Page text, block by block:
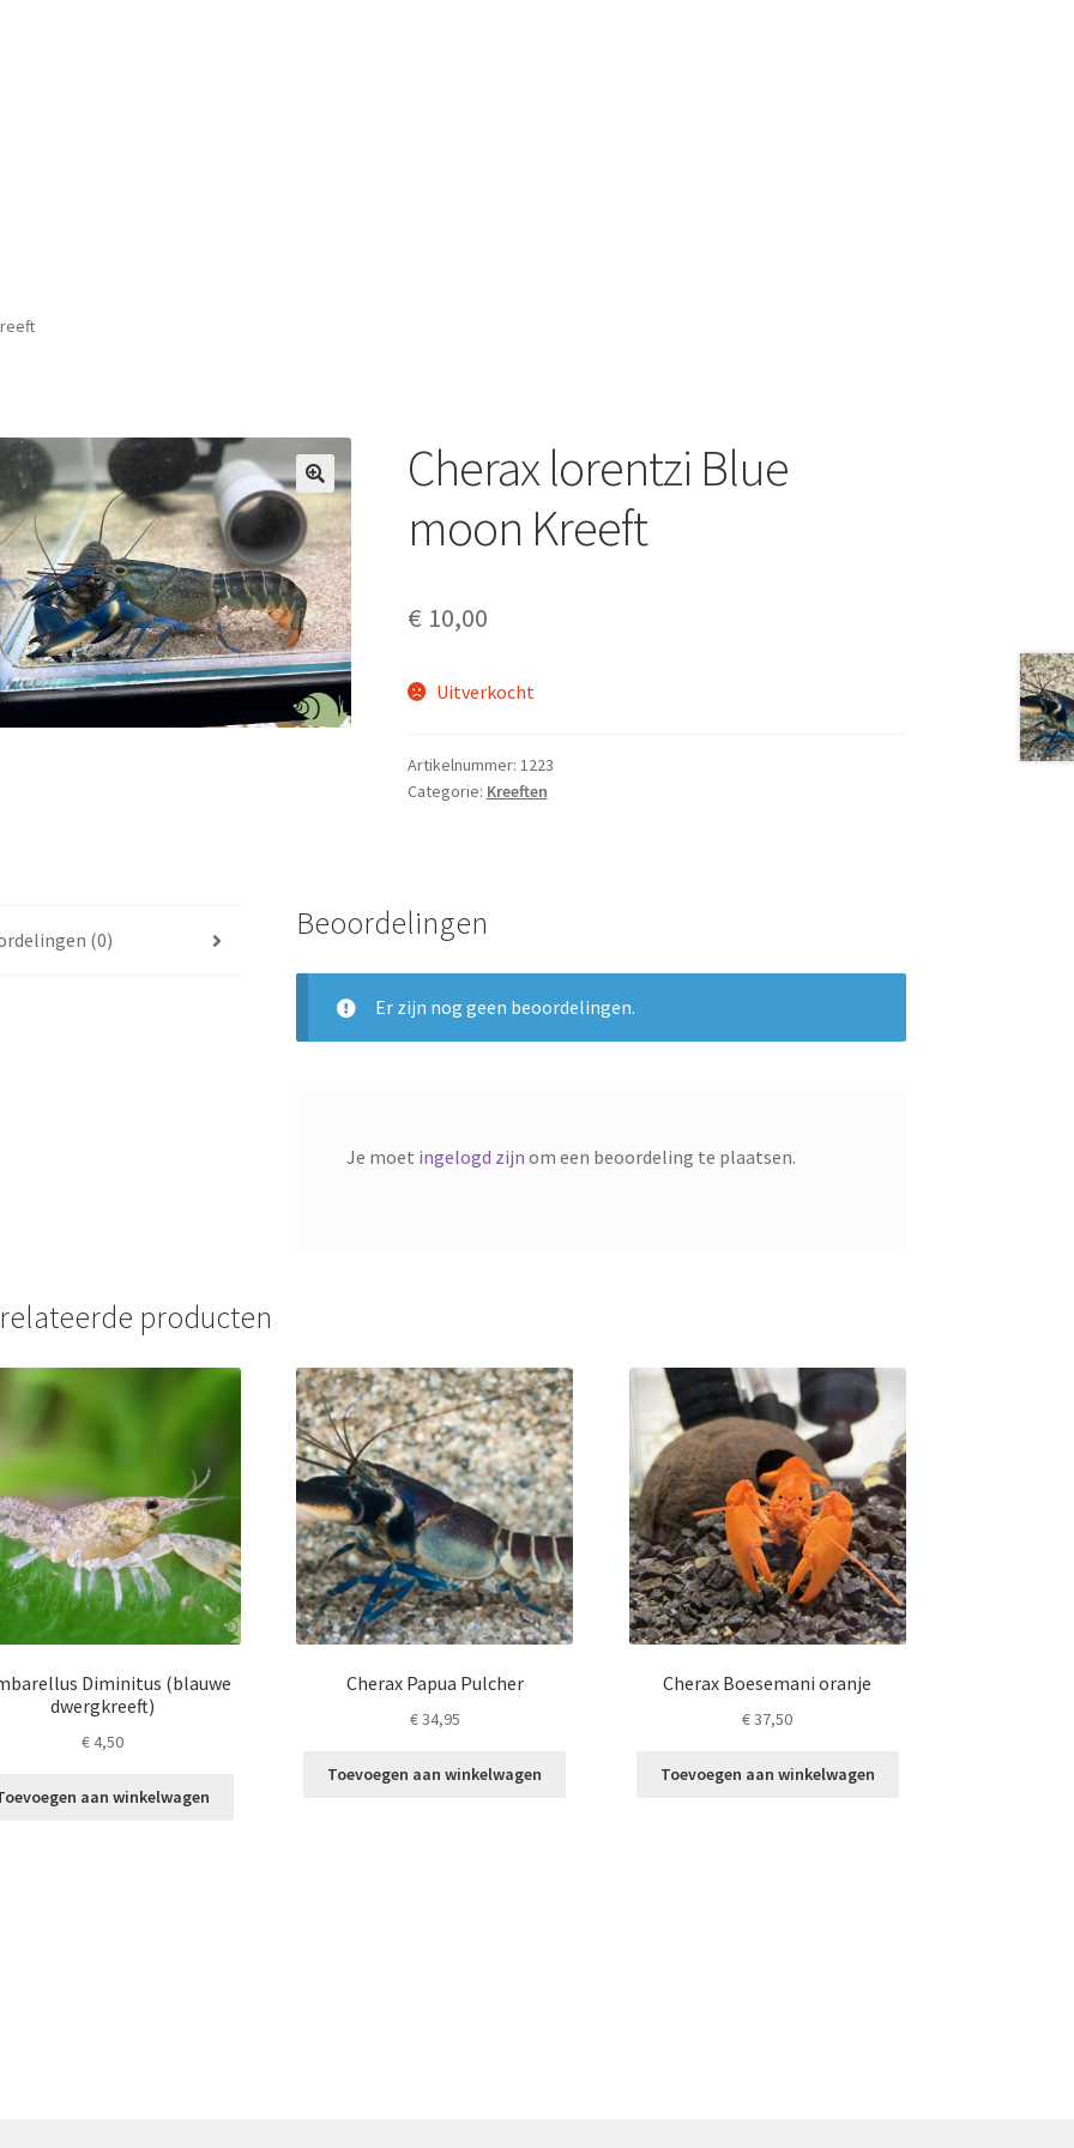
Cherax lorentzi Blue
moon Kreeft
€ 10,00
Uitverkocht
Artikelnummer: 1223
Categorie: Kreeften
(0) Beoordelingen
Er zijn nog geen beoordelingen.
Je moet ingelogd zijn om een beoordeling te plaatsen.
producten
Diminitus (blauwe
dwergkreeft)
€4,50
aan winkelwagen
Cherax Papua Pulcher
€34,95
Toevoegen aan winkelwagen
Cherax Boesemani oranje
€37,50
Toevoegen aan winkelwagen